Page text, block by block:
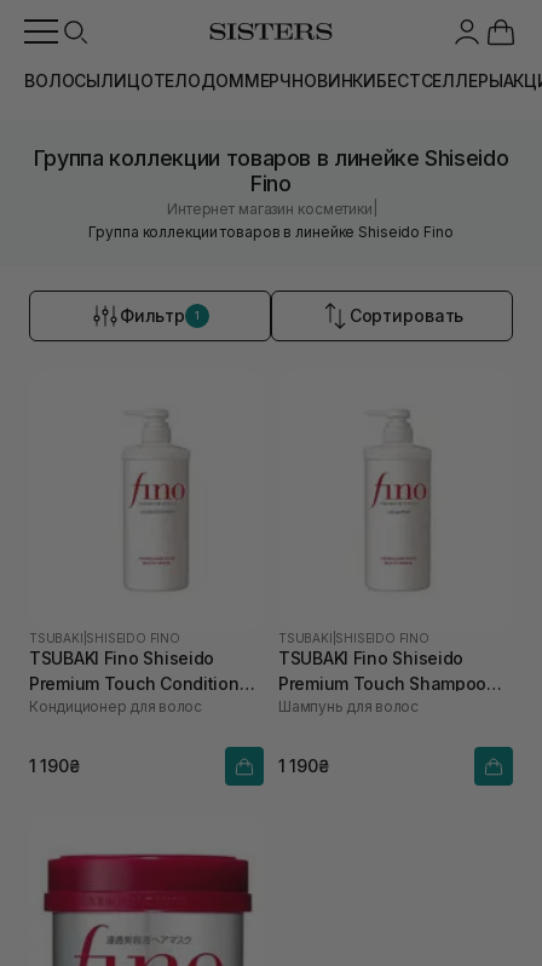
ВОЛОСЫЛИЦОТЕЛОДОММЕРЧНОВИНКИБЕСТСЕЛЛЕРЫ
Группа коллекции товаров в линейке Shiseido
Fino
Интернет магазин косметики
Группа коллекции товаров в линейке Shiseido Fino
Фильтр 1 Сортировать
TSUBAKI SHISEIDO FINO
TSUBAKI Fino Shiseido
Premium Touch Conditioner
550 мл
Кондиционер для волос
1 190₴
TSUBAKI SHISEIDO FINO
TSUBAKI Fino Shiseido
Premium Touch Shampoo
550 мл
Шампунь для волос
1 190₴